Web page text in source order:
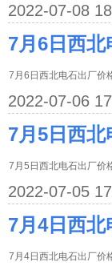
2022-07-08
7月6日西
7月6日西北电石出厂价
2022-07-06
7月5日西
7月5日西北电石出厂价
2022-07-05
7月4日西
7月4日西北电石出厂价